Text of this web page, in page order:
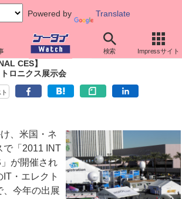
Powered by Translate
検索 Impressサイト
ント CES
2011
CES】
ロニクス展示会
ト
、米国・ネ
で「2011 INT
が開催され
・エレクト
、今年の出展